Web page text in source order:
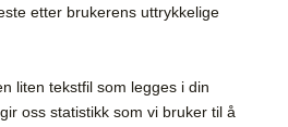
etter brukerens uttrykkelige
liten tekstfil som legges i din
oss statistikk som vi bruker til å